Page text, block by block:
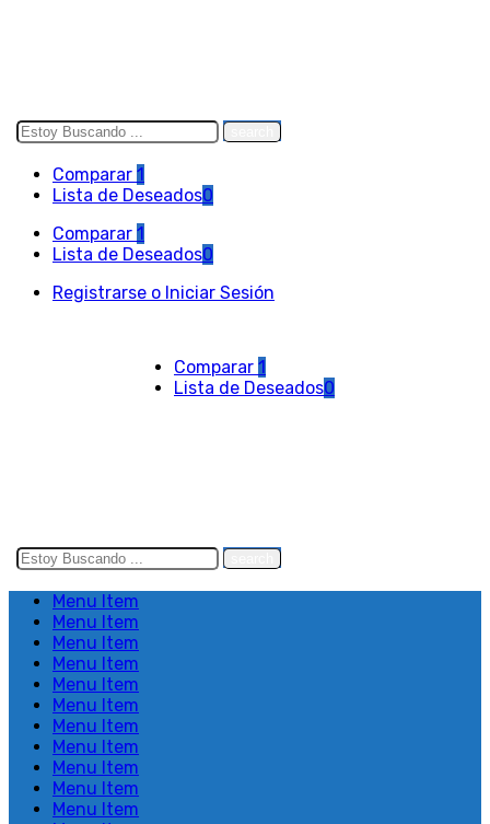
Search
here
Comparar 1
Lista de Deseados0
Comparar 1
Lista de Deseados0
Registrarse o Iniciar Sesión
Comparar 1
Lista de Deseados0
Search
here
Menu Item
Menu Item
Menu Item
Menu Item
Menu Item
Menu Item
Menu Item
Menu Item
Menu Item
Menu Item
Menu Item